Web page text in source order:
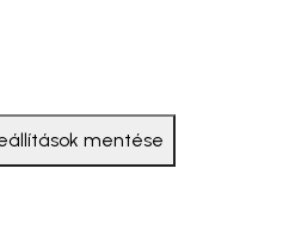
mentése